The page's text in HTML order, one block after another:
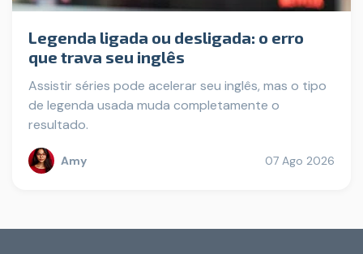
Legenda ligada ou desligada: o erro
que trava seu inglês
Assistir séries pode acelerar seu inglês, mas o tipo
de legenda usada muda completamente o
resultado.
Amy 07 Ago 2026